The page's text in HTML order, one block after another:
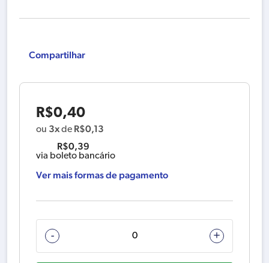
Compartilhar
R$0,40
ou 3xde R$0,13
R$0,39
via boleto bancário
Ver mais formas de pagamento
-
PARAFUSO
+